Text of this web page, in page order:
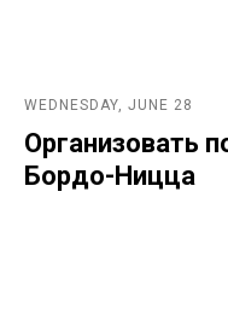
WEDNESDAY, JUNE 28
Организовать
Бордо-Ницца